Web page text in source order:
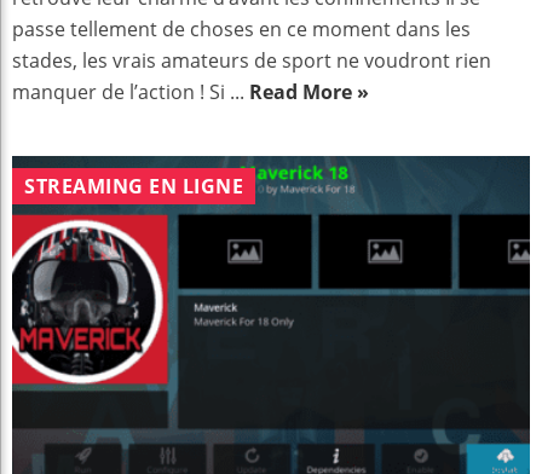
passe tellement de choses en ce moment dans les
stades, les vrais amateurs de sport ne voudront rien
manquer de l’action ! Si ... Read More »
STREAMING EN LIGNE